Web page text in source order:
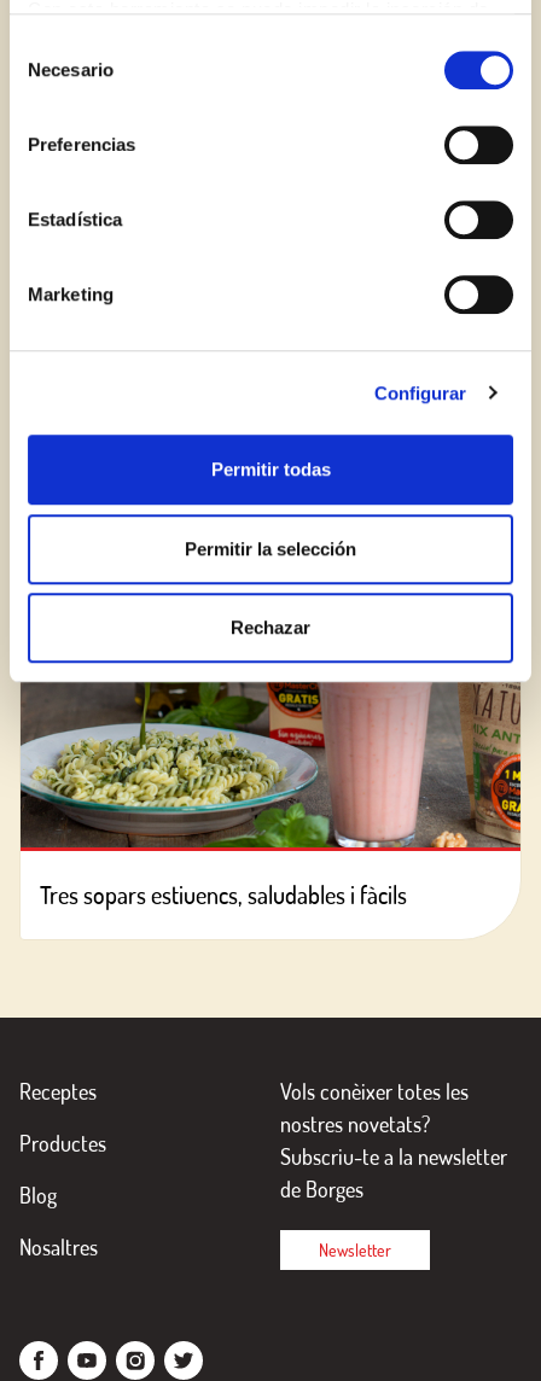
la web aparece cómo evitar las cookies en el navegador.
Si se desea ver otra vez esta notificación navegar en
privado y aparecerá de nuevo. Le informamos que aún
no habiendo aceptado las cookies de analytics, Google
identifican de ninguna forma.
Necesario
Preferencias
Estadística
Marketing
Configurar
Permitir todas
Permitir la selección
Rechazar
BLOG
Com reconèixer una bona crema balsàmica?
Tres sopars estiuencs, saludables i fàcils
Receptes
Productes
Blog
Nosaltres
Vols conèixer totes les
nostres novetats?
Subscriu-te a la newsletter
de Borges
Newsletter